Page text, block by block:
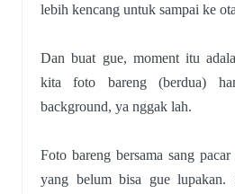
lebih kencang untuk sampai ke
Dan buat gue, moment itu
kita foto bareng (berdua)
background, ya nggak lah.
Foto bareng bersama sang
yang belum bisa gue lupakan.